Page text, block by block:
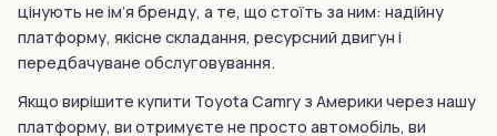
цінують не ім’я бренду, а те, що стоїть за ним: надійну
платформу, якісне складання, ресурсний двигун і
передбачуване обслуговування.
Якщо вирішите купити Toyota Camry з Америки через нашу
платформу, ви отримуєте не просто автомобіль, ви